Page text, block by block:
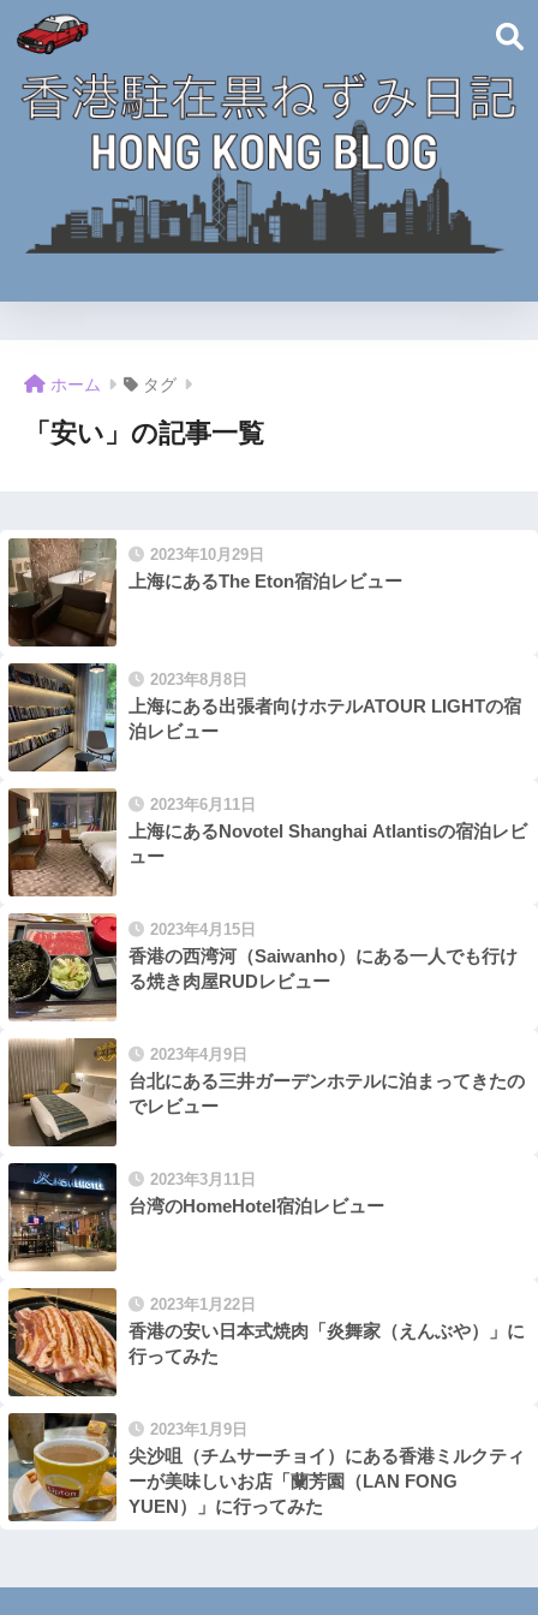
ホーム タグ
「安い」の記事一覧
2023年10月29日
上海にあるThe Eton宿泊レビュー
2023年8月8日
上海にある出張者向けホテルATOUR LIGHTの宿
泊レビュー
2023年6月11日
上海にあるNovotel Shanghai Atlantisの宿泊レビ
ュー
2023年4月15日
香港の西湾河（Saiwanho）にある一人でも行け
る焼き肉屋RUDレビュー
2023年4月9日
台北にある三井ガーデンホテルに泊まってきたの
でレビュー
2023年3月11日
台湾のHomeHotel宿泊レビュー
2023年1月22日
香港の安い日本式焼肉「炎舞家（えんぶや）」に
行ってみた
2023年1月9日
尖沙咀（チムサーチョイ）にある香港ミルクティ
ーが美味しいお店「蘭芳園（LAN FONG
YUEN）」に行ってみた